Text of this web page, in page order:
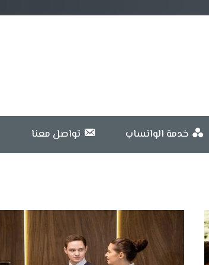
خدمة الواتساب تواصل معنا